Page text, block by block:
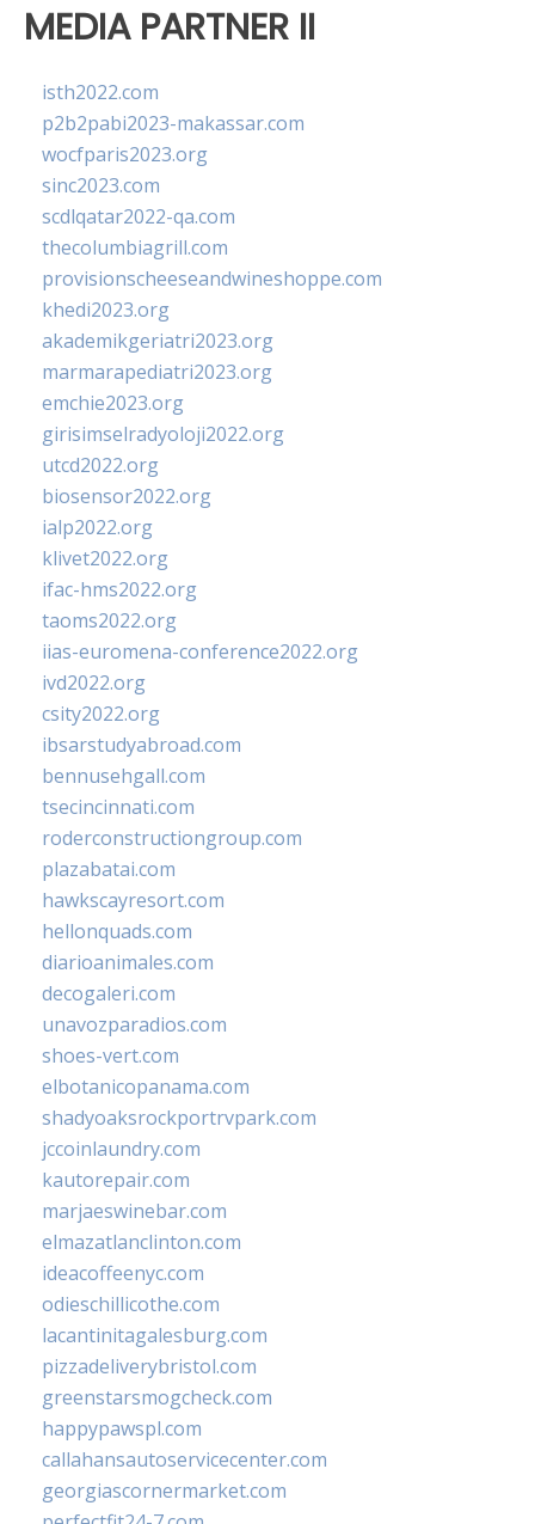
MEDIA PARTNER II
isth2022.com
p2b2pabi2023-makassar.com
wocfparis2023.org
sinc2023.com
scdlqatar2022-qa.com
thecolumbiagrill.com
provisionscheeseandwineshoppe.com
khedi2023.org
akademikgeriatri2023.org
marmarapediatri2023.org
emchie2023.org
girisimselradyoloji2022.org
utcd2022.org
biosensor2022.org
ialp2022.org
klivet2022.org
ifac-hms2022.org
taoms2022.org
iias-euromena-conference2022.org
ivd2022.org
csity2022.org
ibsarstudyabroad.com
bennusehgall.com
tsecincinnati.com
roderconstructiongroup.com
plazabatai.com
hawkscayresort.com
hellonquads.com
diarioanimales.com
decogaleri.com
unavozparadios.com
shoes-vert.com
elbotanicopanama.com
shadyoaksrockportrvpark.com
jccoinlaundry.com
kautorepair.com
marjaeswinebar.com
elmazatlanclinton.com
ideacoffeenyc.com
odieschillicothe.com
lacantinitagalesburg.com
pizzadeliverybristol.com
greenstarsmogcheck.com
happypawspl.com
callahansautoservicecenter.com
georgiascornermarket.com